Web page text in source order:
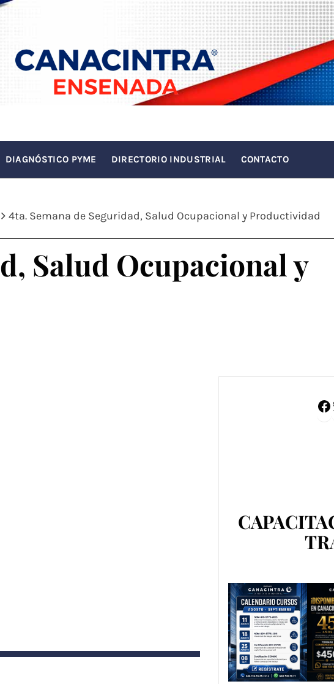
La fuerza de la industria
DIAGNÓSTICO PYME DIRECTORIO INDUSTRIAL CONTACTO
4ta. Semana de Seguridad, Salud Ocupacional y Productividad
Salud Ocupacional y